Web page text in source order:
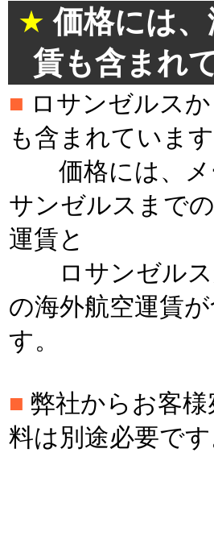
★ 価格には
賃も含まれ
■ ロサンゼルス
も含まれています
価格には、メ
サンゼルスまで
運賃と
ロサンゼルス
の海外航空運賃
す。
■ 弊社からお客
料は別途必要です